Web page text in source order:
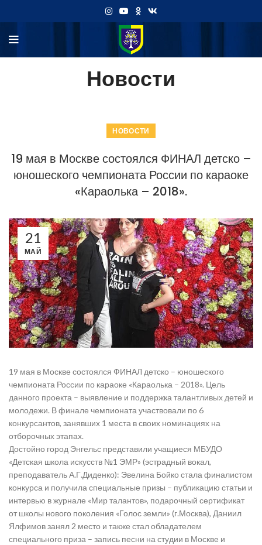
Новости
НОВОСТИ
19 мая в Москве состоялся ФИНАЛ детско –
юношеского чемпионата России по караоке
«Караолька – 2018».
21
МАЙ
19 мая в Москве состоялся ФИНАЛ детско – юношеского
чемпионата России по караоке «Караолька – 2018». Цель
данного проекта – выявление и поддержка талантливых детей и
молодежи. В финале чемпионата участвовали по 6
конкурсантов, занявших 1 места в своих номинациях на
отборочных этапах.
Достойно город Энгельс представили учащиеся МБУДО
«Детская школа искусств №1 ЭМР» (эстрадный вокал,
преподаватель А.Г.Диденко): Эвелина Бойко стала финалистом
конкурса и получила специальные призы – публикацию статьи и
интервью в журнале «Мир талантов», подарочный сертификат
от школы нового поколения «Голос земли» (г.Москва), Даниил
Ялфимов занял 2 место и также стал обладателем
специального приза – запись песни на студии в Москве и